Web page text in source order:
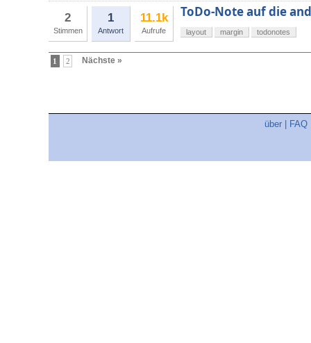
2
Stimmen
1
Antwort
11.1k
Aufrufe
ToDo-Note auf die
layout margin todonotes
1 2 Nächste »
über FAQ